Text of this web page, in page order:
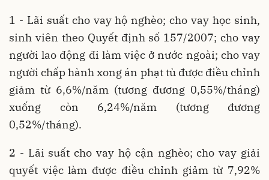
1 - Lãi suất cho vay hộ nghèo; cho vay học sinh,
sinh viên theo Quyết định số 157/2007; cho vay
người lao động đi làm việc ở nước ngoài; cho vay
người chấp hành xong án phạt tù được điều chỉnh
giảm từ 6,6%/năm (tương đương 0,55%/tháng)
xuống còn 6,24%/năm (tương đương
0,52%/tháng).
2 - Lãi suất cho vay hộ cận nghèo; cho vay giải
quyết việc làm được điều chỉnh giảm từ 7,92%